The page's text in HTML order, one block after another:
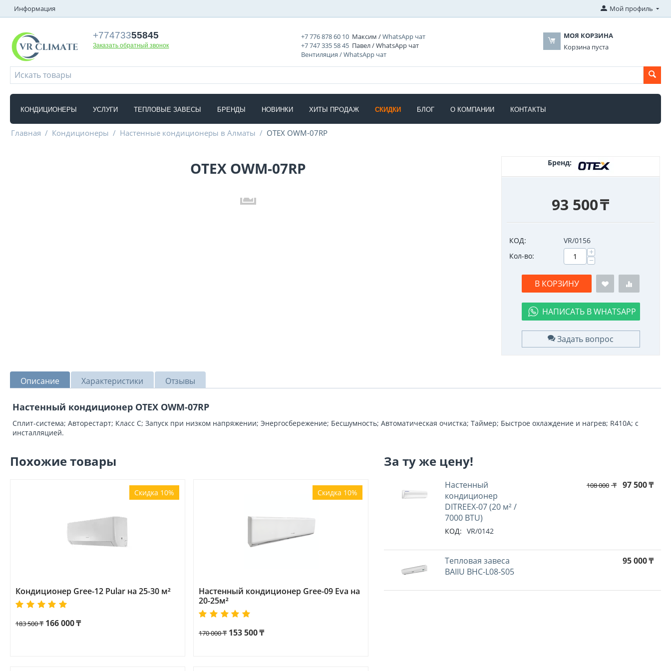
Информация Мой профиль
+77473355845
Заказать обратный звонок
+7 776 878 60 10 Максим /WhatsApp чат
+7 747 335 58 45 Павел / WhatsApp чат
Вентиляция / WhatsApp чат
МОЯ КОРЗИНА
Корзина пуста
КОНДИЦИОНЕРЫ УСЛУГИ ТЕПЛОВЫЕ ЗАВЕСЫ БРЕНДЫ НОВИНКИ ХИТЫ ПРОДАЖ СКИДКИ БЛОГ О КОМПАНИИ КОНТАКТЫ
Главная / Кондиционеры / Настенные кондиционеры в Алматы / OTEX OWM-07RP
OTEX OWM-07RP Бренд:
93 500₸
КОД:
VR/0156
Кол-во:
+
−
В КОРЗИНУ
НАПИСАТЬ В WHATSAPP
Задать вопрос
Описание Характеристики Отзывы
Настенный кондиционер OTEX OWM-07RP
Сплит-система; Авторестарт; Класс C; Запуск при низком напряжении; Энергосбережение; Бесшумность; Автоматическая очистка; Таймер; Быстрое охлаждение и нагрев; R410A; c
инсталляцией.
Похожие товары
Скидка 10%
Кондиционер Gree-12 Pular на 25-30 м²
183 500₸ 166 000₸
Скидка 10%
Настенный кондиционер Gree-09 Eva на
20-25м²
170 000₸ 153 500₸
За ту же цену!
Настенный
кондиционер
DITREEX-07 (20 м² /
7000 BTU)
КОД: VR/0142
108 000 ₸ 97 500₸
Тепловая завеса
BAIIU BHC-L08-S05
95 000₸